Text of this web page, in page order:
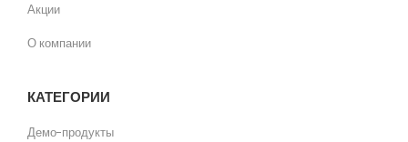
Акции
О компании
КАТЕГОРИИ
Демо-продукты